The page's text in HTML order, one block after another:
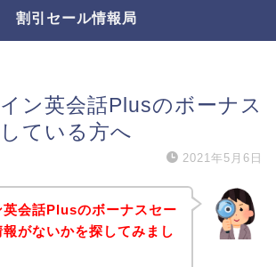
割引セール情報局
ン英会話Plusのボーナス
ている方へ
2021年5月6日
英会話Plusのボーナスセー
がないかを探してみまし